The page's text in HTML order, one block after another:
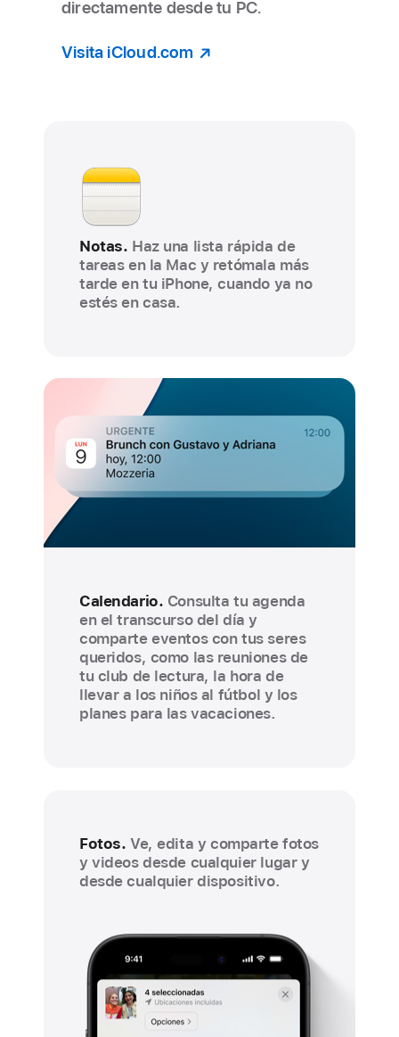
directamente desde tu PC.
Visita iCloud.com
Notas. Haz una lista rápida de
tareas en la Mac y retómala más
tarde en tu iPhone, cuando ya no
estés en casa.
Calendario. Consulta tu agenda
en el transcurso del día y
comparte eventos con tus seres
queridos, como las reuniones de
tu club de lectura, la hora de
llevar a los niños al fútbol y los
planes para las vacaciones.
Fotos. Ve, edita y comparte fotos
y videos desde cualquier lugar y
desde cualquier dispositivo.